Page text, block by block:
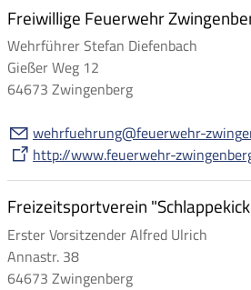
Freiwillige Feuerwehr
Wehrführer Stefan Diefenbach
Gießer Weg 12
64673 Zwingenberg
w hrf hr ng f rw hr-zw ng
http://www.feuerwehr-
Freizeitsportverein
Erster Vorsitzender Alfred Ulrich
Annastr. 38
64673 Zwingenberg